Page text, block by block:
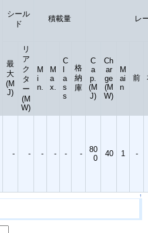
シール
ド
積載量 レ
最
大
(M
J)
リ
ア
ク
タ
ー
(M
W)
M
i
n.
M
a
x.
C
a
s
s
格
納
庫
C
a
p.
(M
J)
Ch
ar
ge
(M
W)
M
ai
n
前
- - - - - -
80
0
40 1 -
↑